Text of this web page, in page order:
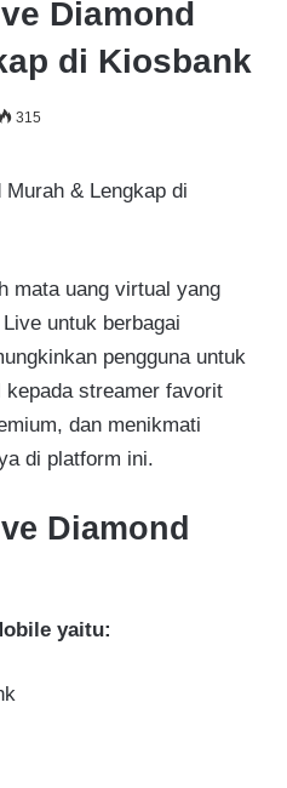
Diamond
di Kiosbank
315
& Lengkap di
mata uang virtual yang
untuk berbagai
pengguna untuk
streamer favorit
dan menikmati
di platform ini.
Diamond
yaitu: